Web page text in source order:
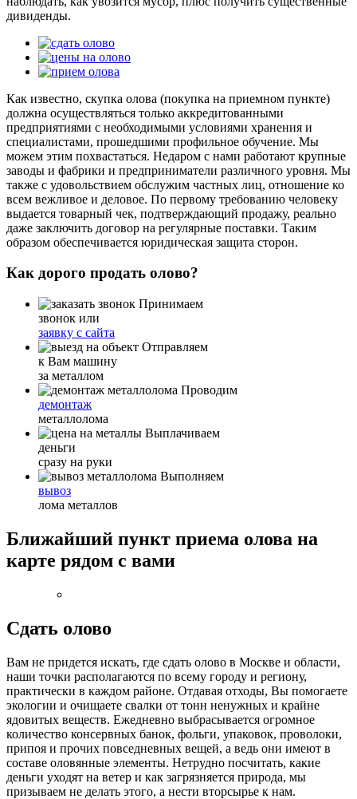
дивиденды.
Как известно, скупка олова (покупка на приемном пункте)
должна осуществляться только аккредитованными
предприятиями с необходимыми условиями хранения и
специалистами, прошедшими профильное обучение. Мы
можем этим похвастаться. Недаром с нами работают крупные
заводы и фабрики и предприниматели различного уровня. Мы
также с удовольствием обслужим частных лиц, отношение ко
всем вежливое и деловое. По первому требованию человеку
выдается товарный чек, подтверждающий продажу, реально
даже заключить договор на регулярные поставки. Таким
образом обеспечивается юридическая защита сторон.
Как дорого продать олово?
Принимаем
звонок или
заявку с сайта
Отправляем
к Вам машину
за металлом
Проводим
демонтаж
металлолома
Выплачиваем
деньги
сразу на руки
Выполняем
вывоз
лома металлов
Ближайший пункт приема олова на
карте рядом с вами
Сдать олово
Вам не придется искать, где сдать олово в Москве и области,
наши точки располагаются по всему городу и региону,
практически в каждом районе. Отдавая отходы, Вы помогаете
экологии и очищаете свалки от тонн ненужных и крайне
ядовитых веществ. Ежедневно выбрасывается огромное
количество консервных банок, фольги, упаковок, проволоки,
припоя и прочих повседневных вещей, а ведь они имеют в
составе оловянные элементы. Нетрудно посчитать, какие
деньги уходят на ветер и как загрязняется природа, мы
призываем не делать этого, а нести вторсырье к нам.